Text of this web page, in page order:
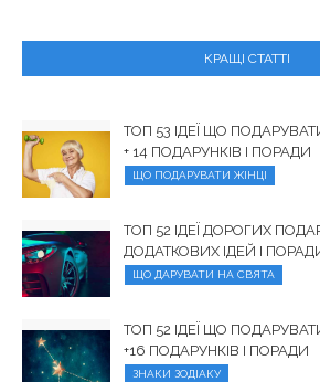
КРАЩІ СТАТТІ
ТОП 53 ІДЕЇ ЩО
+ 14 ПОДАРУНКІВ І ПОРАДИ
ЩО ПОДАРУВАТИ ЖІНЦІ
ТОП 52 ІДЕЇ ДОРОГИХ
ДОДАТКОВИХ ІДЕЙ І
ЩО ДАРУВАТИ НА СВЯТА
ТОП 52 ІДЕЇ ЩО
+16 ПОДАРУНКІВ І ПОРАДИ
ЗНАКИ ЗОДІАКУ